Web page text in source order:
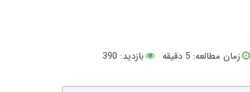
زمان مطالعه: 5 دقیقه بازدید: 390